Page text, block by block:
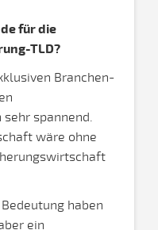
für die
TLD?
Branchen-
spannend.
wäre ohne
haben
ein